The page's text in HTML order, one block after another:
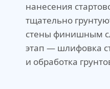
нанесения
тщательно
стены финишным
этап — шлифовка
и обработка